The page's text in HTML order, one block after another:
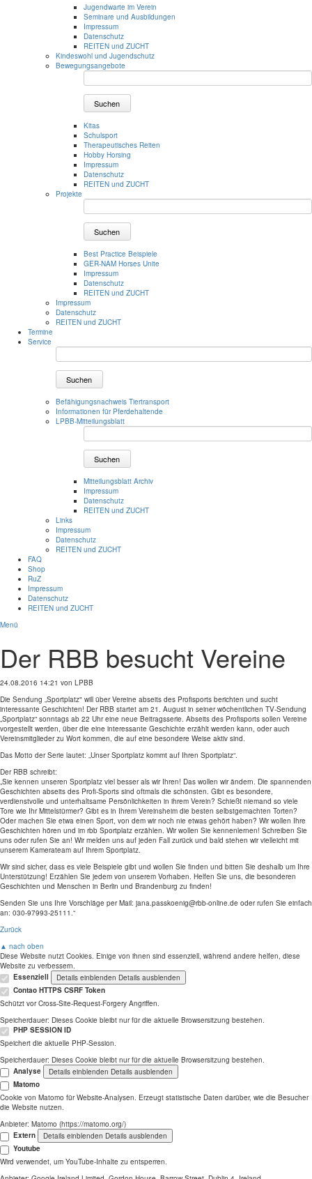
Jugendwarte im Verein
Seminare und Ausbildungen
Impressum
Datenschutz
REITEN und ZUCHT
Kindeswohl und Jugendschutz
Bewegungsangebote
Suchen
Kitas
Schulsport
Therapeutisches Reiten
Hobby Horsing
Impressum
Datenschutz
REITEN und ZUCHT
Projekte
Suchen
Best Practice Beispiele
GER-NAM Horses Unite
Impressum
Datenschutz
REITEN und ZUCHT
Impressum
Datenschutz
REITEN und ZUCHT
Termine
Service
Suchen
Befähigungsnachweis Tiertransport
Informationen für Pferdehaltende
LPBB-Mitteilungsblatt
Suchen
Mitteilungsblatt Archiv
Impressum
Datenschutz
REITEN und ZUCHT
Links
Impressum
Datenschutz
REITEN und ZUCHT
FAQ
Shop
RuZ
Impressum
Datenschutz
REITEN und ZUCHT
Menü
Der RBB besucht Vereine
24.08.2016 14:21 von LPBB
Die Sendung „Sportplatz" will über Vereine abseits des Profisports berichten und sucht
interessante Geschichten! Der RBB startet am 21. August in seiner wöchentlichen TV-Sendung
„Sportplatz“ sonntags ab 22 Uhr eine neue Beitragsserie. Abseits des Profisports sollen Vereine
vorgestellt werden, über die eine interessante Geschichte erzählt werden kann, oder auch
Vereinsmitglieder zu Wort kommen, die auf eine besondere Weise aktiv sind.
Das Motto der Serie lautet: „Unser Sportplatz kommt auf Ihren Sportplatz“.
Der RBB schreibt:
„Sie kennen unseren Sportplatz viel besser als wir Ihren! Das wollen wir ändern. Die spannenden
Geschichten abseits des Profi-Sports sind oftmals die schönsten. Gibt es besondere,
verdienstvolle und unterhaltsame Persönlichkeiten in ihrem Verein? Schießt niemand so viele
Tore wie Ihr Mittelstürmer? Gibt es in Ihrem Vereinsheim die besten selbstgemachten Torten?
Oder machen Sie etwa einen Sport, von dem wir noch nie etwas gehört haben? Wir wollen Ihre
Geschichten hören und im rbb Sportplatz erzählen. Wir wollen Sie kennenlernen! Schreiben Sie
uns oder rufen Sie an! Wir melden uns auf jeden Fall zurück und bald stehen wir vielleicht mit
unserem Kamerateam auf Ihrem Sportplatz.
Wir sind sicher, dass es viele Beispiele gibt und wollen Sie finden und bitten Sie deshalb um Ihre
Unterstützung! Erzählen Sie jedem von unserem Vorhaben. Helfen Sie uns, die besonderen
Geschichten und Menschen in Berlin und Brandenburg zu finden!
Senden Sie uns Ihre Vorschläge per Mail: jana.passkoenig@rbb-online.de oder rufen Sie einfach
an: 030-97993-25111.“
Zurück
▲ nach oben
Diese Website nutzt Cookies. Einige von ihnen sind essenziell, während andere helfen, diese
Website zu verbessern.
Essenziell
Details einblenden Details ausblenden
Contao HTTPS CSRF Token
Schützt vor Cross-Site-Request-Forgery Angriffen.
Speicherdauer: Dieses Cookie bleibt nur für die aktuelle Browsersitzung bestehen.
PHP SESSION ID
Speichert die aktuelle PHP-Session.
Speicherdauer: Dieses Cookie bleibt nur für die aktuelle Browsersitzung bestehen.
Analyse
Details einblenden Details ausblenden
Matomo
Cookie von Matomo für Website-Analysen. Erzeugt statistische Daten darüber, wie die Besucher
die Website nutzen.
Anbieter: Matomo (https://matomo.org/)
Extern
Details einblenden Details ausblenden
Youtube
Wird verwendet, um YouTube-Inhalte zu entsperren.